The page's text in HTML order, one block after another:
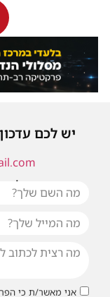
יש לכם
או
אני מאשר/ת כי